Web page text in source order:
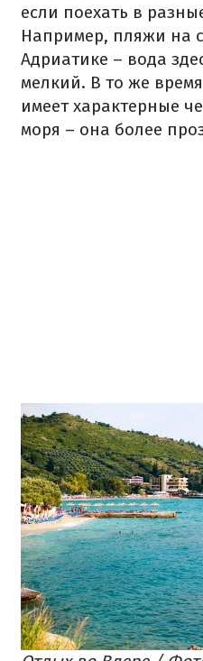
если поехать в
Например, пляжи на
Адриатике – вода
мелкий. В то же
имеет характерные
моря – она более